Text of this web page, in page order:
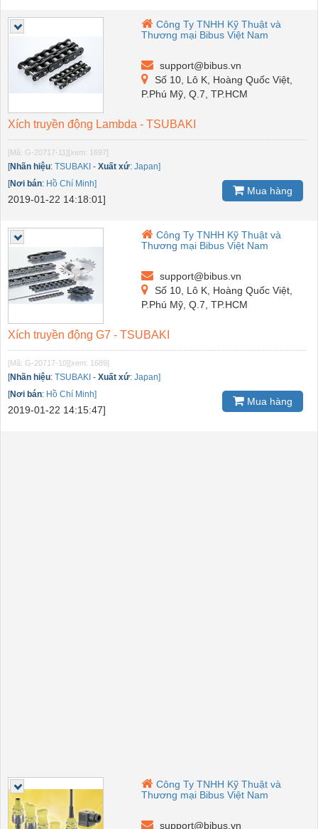
Công Ty TNHH Kỹ Thuật và
Thương mại Bibus Việt Nam
support@bibus.vn
Số 10, Lô K, Hoàng Quốc Việt,
P.Phú Mỹ, Q.7, TP.HCM
Xích truyền động Lambda - TSUBAKI
[Mã: G-20717-11][xem: 1697]
[Nhãn hiệu: TSUBAKI - Xuất xứ: Japan]
[Nơi bán: Hồ Chí Minh]
2019-01-22 14:18:01]
Mua hàng
Công Ty TNHH Kỹ Thuật và
Thương mại Bibus Việt Nam
support@bibus.vn
Số 10, Lô K, Hoàng Quốc Việt,
P.Phú Mỹ, Q.7, TP.HCM
Xích truyền động G7 - TSUBAKI
[Mã: G-20717-10][xem: 1689]
[Nhãn hiệu: TSUBAKI - Xuất xứ: Japan]
[Nơi bán: Hồ Chí Minh]
2019-01-22 14:15:47]
Mua hàng
Công Ty TNHH Kỹ Thuật và
Thương mại Bibus Việt Nam
support@bibus.vn